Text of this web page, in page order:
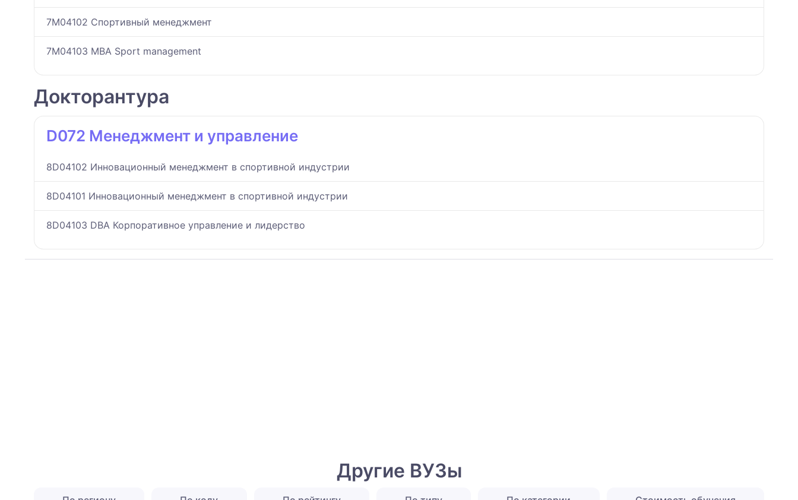
7M04102 Спортивный менеджмент
7M04103 MBA Sport management
Докторантура
D072 Менеджмент и управление
8D04102 Инновационный менеджмент в спортивной индустрии
8D04101 Инновационный менеджмент в спортивной индустрии
8D04103 DBA Корпоративное управление и лидерство
Другие ВУЗы